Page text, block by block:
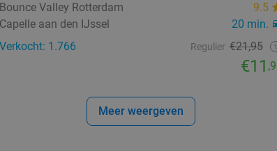
Bounce Valley Rotterdam
9.5
Capelle aan den IJssel
20 min.
Verkocht: 1.766
Regulier €21,95
€11
Meer weergeven